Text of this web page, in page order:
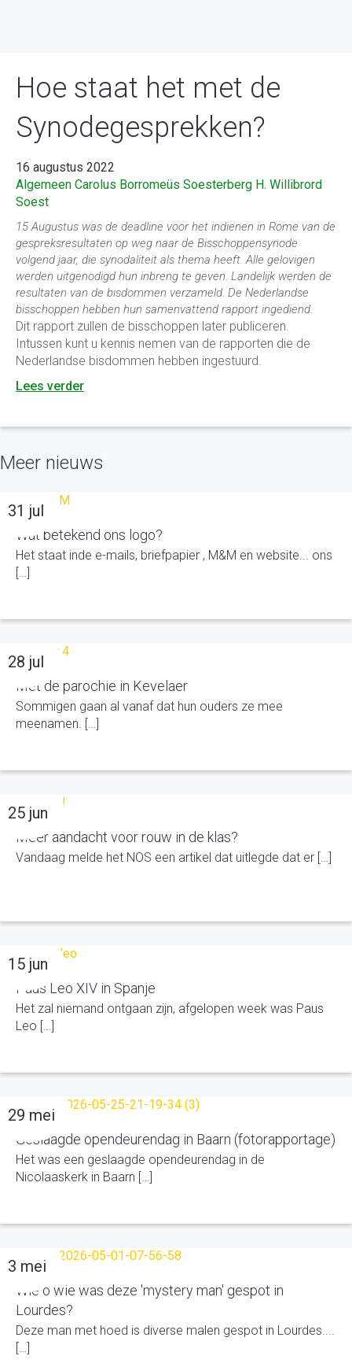
Hoe staat het met de
Synodegesprekken?
16 augustus 2022
Algemeen Carolus Borromeüs Soesterberg H. Willibrord
Soest
15 Augustus was de deadline voor het indienen in Rome van de
gespreksresultaten op weg naar de Bisschoppensynode
volgend jaar, die synodaliteit als thema heeft. Alle gelovigen
werden uitgenodigd hun inbreng te geven. Landelijk werden de
resultaten van de bisdommen verzameld. De Nederlandse
bisschoppen hebben hun samenvattend rapport ingediend.
Dit rapport zullen de bisschoppen later publiceren.
Intussen kunt u kennis nemen van de rapporten die de
Nederlandse bisdommen hebben ingestuurd.
Lees verder
Meer nieuws
Wat betekend ons logo?
Het staat inde e-mails, briefpapier , M&M en website... ons
[…]
31 jul
Met de parochie in Kevelaer
Sommigen gaan al vanaf dat hun ouders ze mee
meenamen. […]
28 jul
Meer aandacht voor rouw in de klas?
Vandaag melde het NOS een artikel dat uitlegde dat er […]
25 jun
Paus Leo XIV in Spanje
Het zal niemand ontgaan zijn, afgelopen week was Paus
Leo […]
15 jun
Geslaagde opendeurendag in Baarn (fotorapportage)
Het was een geslaagde opendeurendag in de
Nicolaaskerk in Baarn […]
29 mei
Wie o wie was deze 'mystery man' gespot in
Lourdes?
Deze man met hoed is diverse malen gespot in Lourdes....
[…]
3 mei